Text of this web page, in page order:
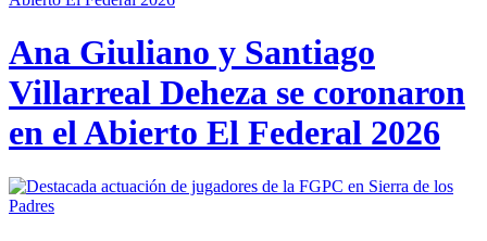
Ana Giuliano y Santiago
Villarreal Deheza se coronaron
en el Abierto El Federal 2026